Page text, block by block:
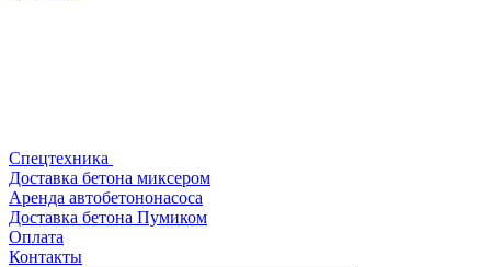
Спецтехника
Доставка бетона миксером
Аренда автобетононасоса
Доставка бетона Пумиком
Оплата
Контакты